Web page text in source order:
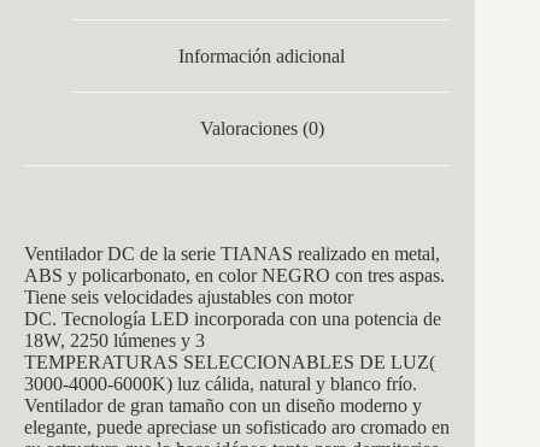
Información adicional
Valoraciones (0)
Ventilador DC de la serie TIANAS realizado en metal,
ABS y policarbonato, en color NEGRO con tres aspas.
Tiene seis velocidades ajustables con motor
DC. Tecnología LED incorporada con una potencia de
18W, 2250 lúmenes y 3
TEMPERATURAS SELECCIONABLES DE LUZ(
3000-4000-6000K) luz cálida, natural y blanco frío.
Ventilador de gran tamaño con un diseño moderno y
elegante, puede apreciase un sofisticado aro cromado en